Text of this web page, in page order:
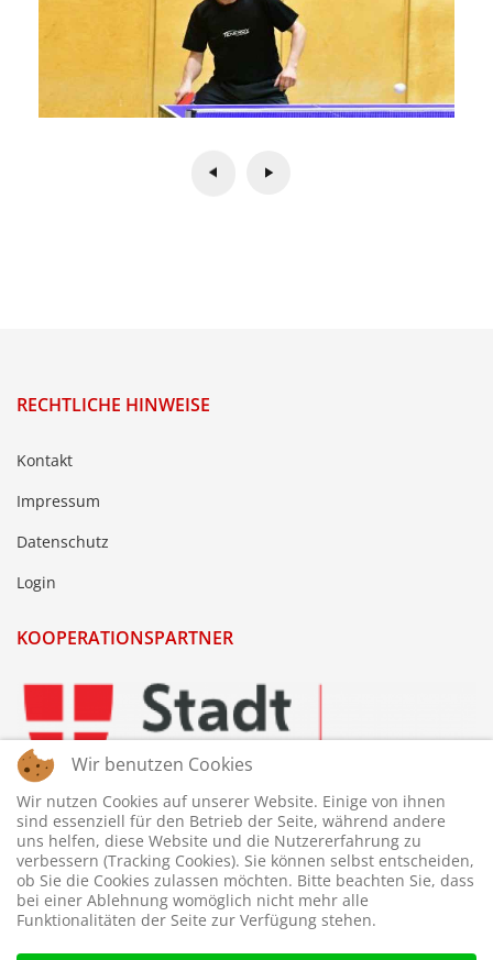
RECHTLICHE HINWEISE
Kontakt
Impressum
Datenschutz
Login
KOOPERATIONSPARTNER
Wir benutzen Cookies
Wir nutzen Cookies auf unserer Website. Einige von ihnen
sind essenziell für den Betrieb der Seite, während andere
uns helfen, diese Website und die Nutzererfahrung zu
verbessern (Tracking Cookies). Sie können selbst entscheiden,
ob Sie die Cookies zulassen möchten. Bitte beachten Sie, dass
bei einer Ablehnung womöglich nicht mehr alle
Funktionalitäten der Seite zur Verfügung stehen.